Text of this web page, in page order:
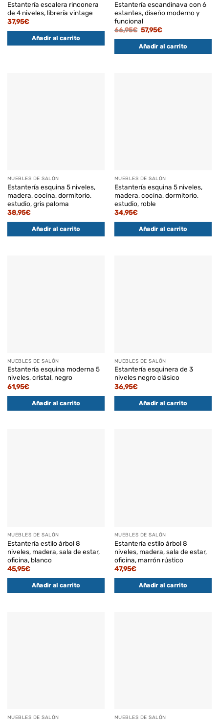
Estantería escalera rinconera
de 4 niveles, librería vintage
37,95€
Añadir al carrito
Estantería escandinava con 6
estantes, diseño moderno y
funcional
66,95€ El
original
era:
66,95€.
57,95€El
actual
es:
57,95€.
Añadir al carrito
MUEBLES DE SALÓN
Estantería esquina 5 niveles,
madera, cocina, dormitorio,
estudio, gris paloma
38,95€
Añadir al carrito
MUEBLES DE SALÓN
Estantería esquina 5 niveles,
madera, cocina, dormitorio,
estudio, roble
34,95€
Añadir al carrito
MUEBLES DE SALÓN
Estantería esquina moderna 5
niveles, cristal, negro
61,95€
Añadir al carrito
MUEBLES DE SALÓN
Estantería esquinera de 3
niveles negro clásico
36,95€
Añadir al carrito
MUEBLES DE SALÓN
Estantería estilo árbol 8
niveles, madera, sala de estar,
oficina, blanco
45,95€
Añadir al carrito
MUEBLES DE SALÓN
Estantería estilo árbol 8
niveles, madera, sala de estar,
oficina, marrón rústico
47,95€
Añadir al carrito
MUEBLES DE SALÓN MUEBLES DE SALÓN